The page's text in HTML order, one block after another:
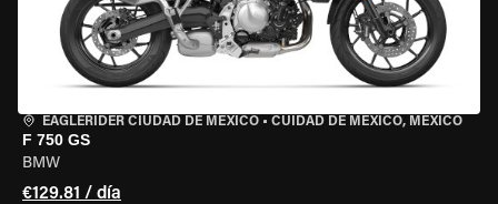
EAGLERIDER CIUDAD DE MÉXICO • CUIDAD DE MEXICO, MEXICO
F 750 GS
BMW
€129.81 / día